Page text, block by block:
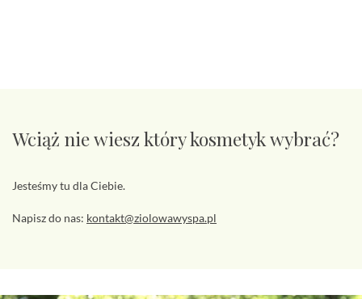
Wciąż nie wiesz który kosmetyk wybrać?
Jesteśmy tu dla Ciebie.
Napisz do nas: kontakt@ziolowawyspa.pl